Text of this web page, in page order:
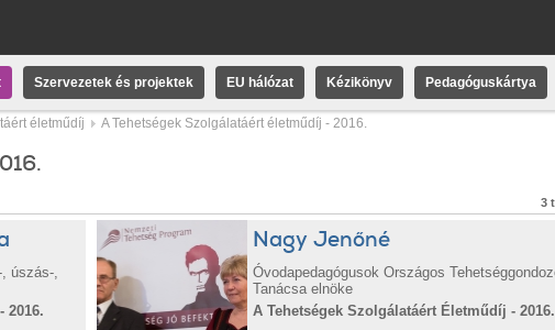
Szervezetek és projektek EU hálózat Kézikönyv Pedagóguskártya
életműdíj A Tehetségek Szolgálatáért életműdíj - 2016.
3
úszás-,
2016.
Nagy Jenőné
Óvodapedagógusok Országos
Tanácsa elnöke
A Tehetségek Szolgálatáért Életműdíj - 2016.